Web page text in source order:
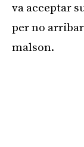
va acceptar
per no
malson.